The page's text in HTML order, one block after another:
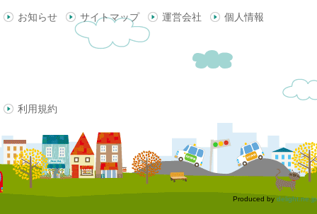
お知らせ サイトマップ 運営会社 個人情報
利用規約
Produced by delight.ne.jp